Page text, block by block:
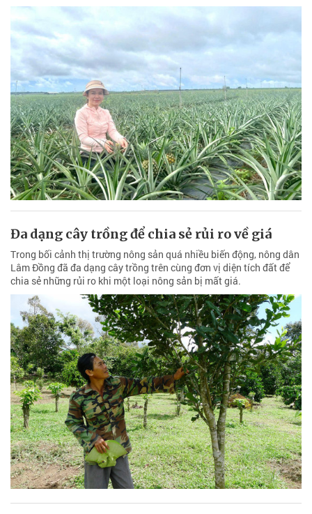
Đa dạng cây trồng để chia sẻ rủi ro về giá
Trong bối cảnh thị trường nông sản quá nhiều biến động, nông dân
Lâm Đồng đã đa dạng cây trồng trên cùng đơn vị diện tích đất để
chia sẻ những rủi ro khi một loại nông sản bị mất giá.